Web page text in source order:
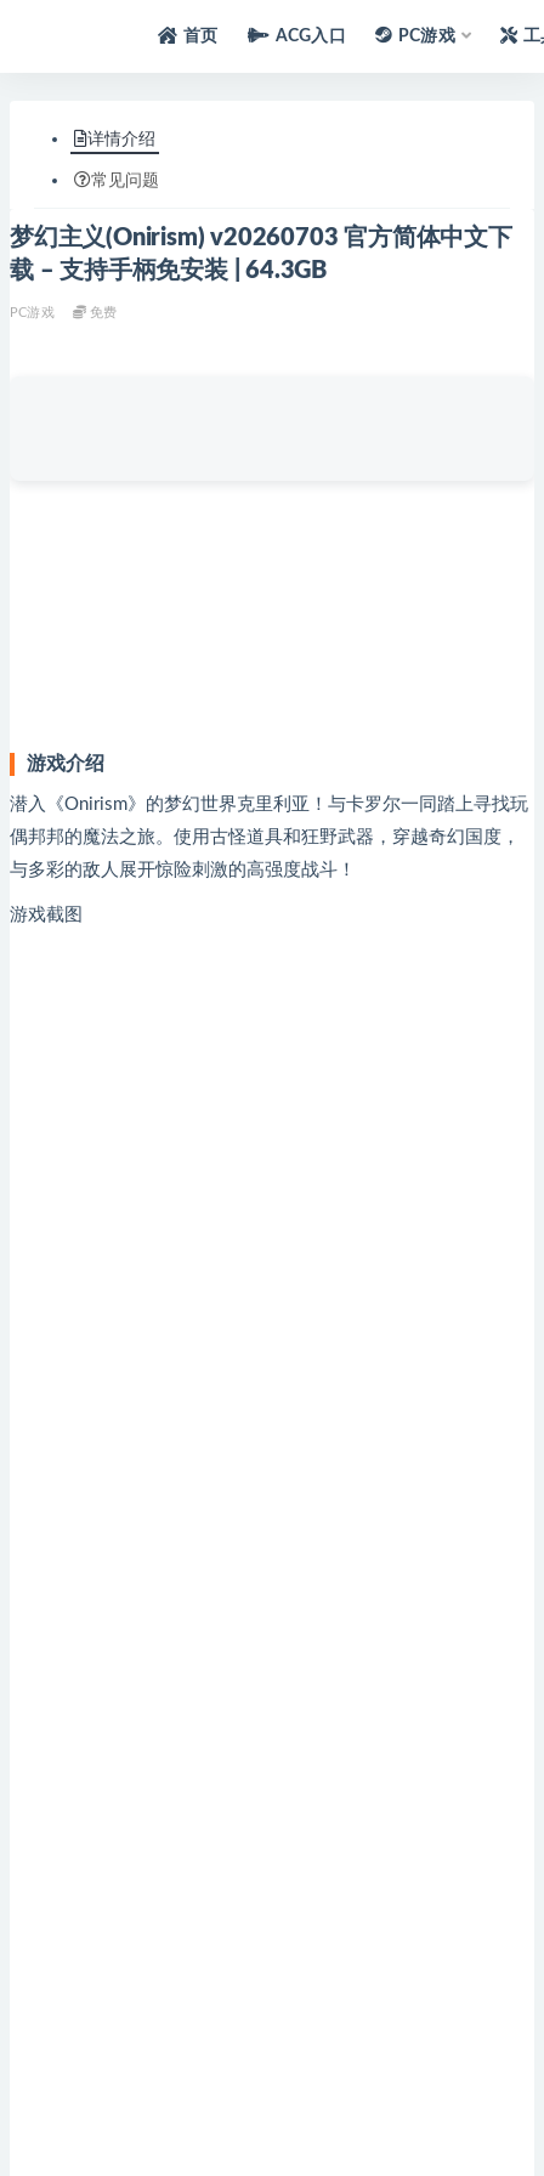
首页 ACG入口 PC游戏
详情介绍
常见问题
梦幻主义(Onirism) v20260703 官方简体中文下
载 – 支持手柄免安装 | 64.3GB
PC游戏 免费
游戏介绍
潜入《Onirism》的梦幻世界克里利亚！与卡罗尔一同踏上寻找玩
偶邦邦的魔法之旅。使用古怪道具和狂野武器，穿越奇幻国度，
与多彩的敌人展开惊险刺激的高强度战斗！
游戏截图